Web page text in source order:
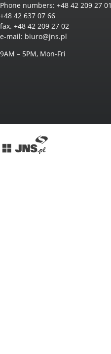
Phone numbers: +48 42 209 27 01
+48 42 637 07 66
fax. +48 42 209 27 02
e-mail: biuro@jns.pl
9AM – 5PM, Mon-Fri